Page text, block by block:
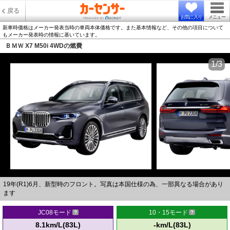
戻る
お気に入り メニュー
新車時価格はメーカー発表当時の車両本体価格です。また基本情報など、その他の項目について
もメーカー発表時の情報に基いています。
ＢＭＷ X7 M50i 4WDの燃費
19年(R1)6月、新型時のフロント。写真は本国仕様の為、一部異なる場合があり
ます
1/3
JC08モード
8.1km/L(83L)
10・15モード
-km/L(83L)